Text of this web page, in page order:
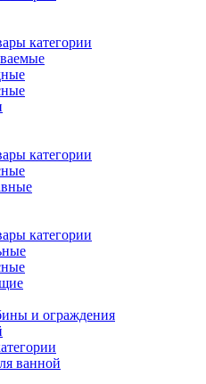
категории
категории
категории
и ограждения
ванной